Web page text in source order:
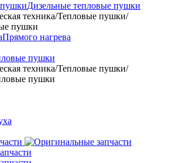
пушкиДизельные тепловые пушки
техника/Тепловые пушки/
пушки
Прямого нагрева
пушки
техника/Тепловые пушки/
пушки